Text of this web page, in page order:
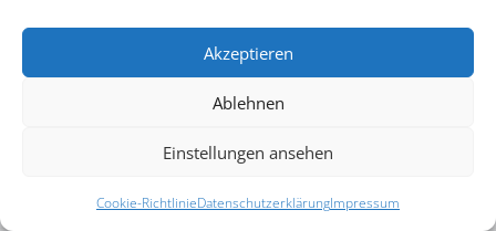
Akzeptieren
Ablehnen
Einstellungen ansehen
Cookie-RichtlinieDatenschutzerklärungImpressum